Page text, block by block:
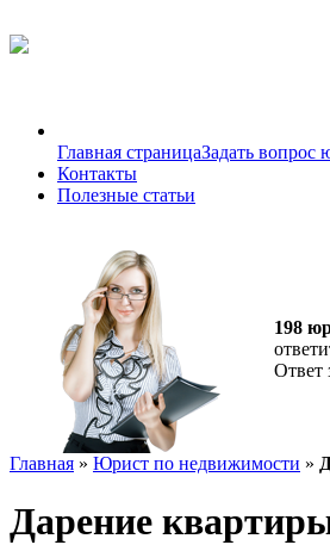
Главная страницаЗадать вопрос
Контакты
Полезные статьи
198
Ответ
Главная » Юрист по недвижимости »
Дарение